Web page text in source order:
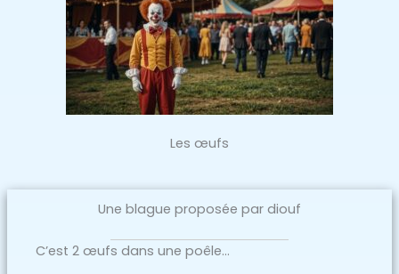
Les œufs
Une blague proposée par diouf
C’est 2 œufs dans une poêle…